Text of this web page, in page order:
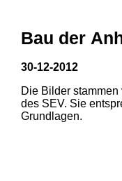
Bau der
30-12-2012
Die Bilder
des SEV. Sie
Grundlagen.